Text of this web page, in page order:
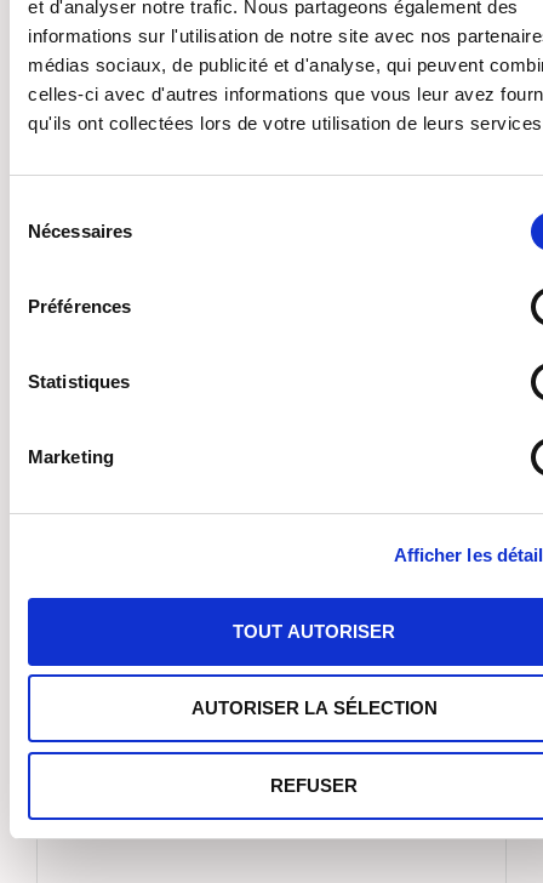
et d'analyser notre trafic. Nous partageons également des
informations sur l'utilisation de notre site avec nos
médias sociaux, de publicité et d'analyse, qui peuvent
celles-ci avec d'autres informations que vous leur avez
qu'ils ont collectées lors de votre utilisation de leurs
Nécessaires
Préférences
Statistiques
Marketing
Afficher les
TOUT AUTORISER
AUTORISER LA SÉLECTION
REFUSER
S’INSCRIRE À L’ÉVÈNEMENT
Note : il est obligatoire d être adhérente pour participer aux
événements. Entrez 00 si vous avez envoyé votre demande d
adhésion mais n avez pas encore reçu votre numéro personnel.
ENVOYER L'INSCRIPTION